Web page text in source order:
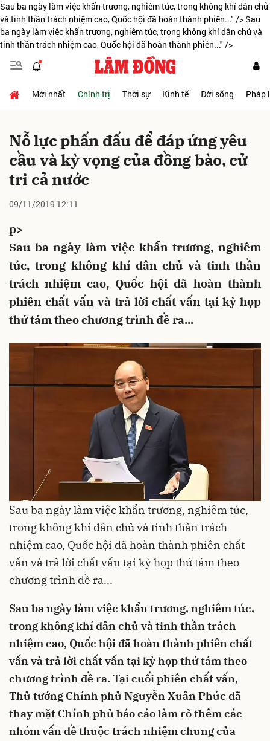
Sau ba ngày làm việc khẩn trương, nghiêm túc, trong không khí dân chủ
và tinh thần trách nhiệm cao, Quốc hội đã hoàn thành phiên..." />Sau
ba ngày làm việc khẩn trương, nghiêm túc, trong không khí dân chủ và
tinh thần trách nhiệm cao, Quốc hội đã hoàn thành phiên..." />
Mới nhất Chính trị Thời sự Kinh tế Đời sống Pháp
Nỗ lực phấn đấu để đáp ứng yêu
cầu và kỳ vọng của đồng bào, cử
tri cả nước
09/11/2019 12:11
p>
Sau ba ngày làm việc khẩn trương, nghiêm
túc, trong không khí dân chủ và tinh thần
trách nhiệm cao, Quốc hội đã hoàn thành
phiên chất vấn và trả lời chất vấn tại kỳ họp
thứ tám theo chương trình đề ra...
Sau ba ngày làm việc khẩn trương, nghiêm túc,
trong không khí dân chủ và tinh thần trách
nhiệm cao, Quốc hội đã hoàn thành phiên chất
vấn và trả lời chất vấn tại kỳ họp thứ tám theo
chương trình đề ra...
Sau ba ngày làm việc khẩn trương, nghiêm túc,
trong không khí dân chủ và tinh thần trách
nhiệm cao, Quốc hội đã hoàn thành phiên chất
vấn và trả lời chất vấn tại kỳ họp thứ tám theo
chương trình đề ra. Tại cuối phiên chất vấn,
Thủ tướng Chính phủ Nguyễn Xuân Phúc đã
thay mặt Chính phủ báo cáo làm rõ thêm các
nhóm vấn đề thuộc trách nhiệm chung của
Gửi bình luận